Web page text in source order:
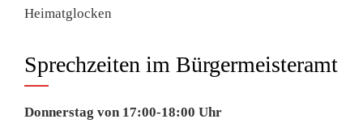
Heimatglocken
Sprechzeiten im Bürgermeisteramt
Donnerstag von 17:00-18:00 Uhr